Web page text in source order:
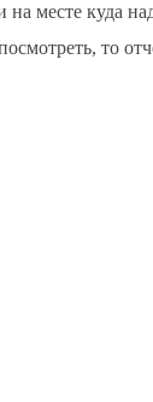
месте куда
то